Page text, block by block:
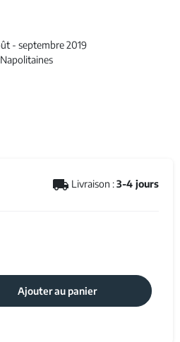
- septembre 2019
local_shipping Livraison :3-4 jours
Ajouter au panier